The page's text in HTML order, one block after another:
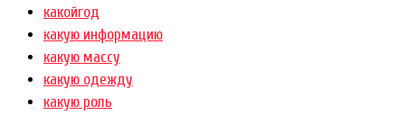
какойгод
какую информацию
какую массу
какую одежду
какую роль